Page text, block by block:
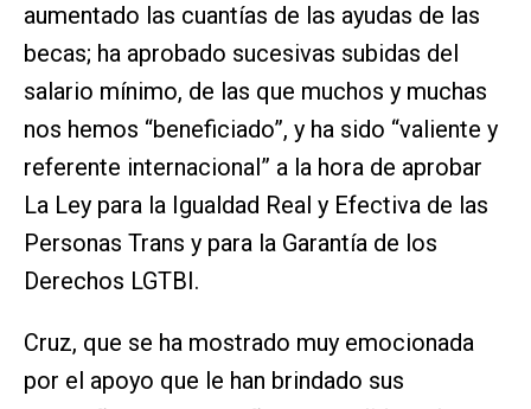
aumentado las cuantías de las ayudas de las
becas; ha aprobado sucesivas subidas del
salario mínimo, de las que muchos y muchas
nos hemos “beneficiado”, y ha sido “valiente y
referente internacional” a la hora de aprobar
La Ley para la Igualdad Real y Efectiva de las
Personas Trans y para la Garantía de los
Derechos LGTBI.
Cruz, que se ha mostrado muy emocionada
por el apoyo que le han brindado sus